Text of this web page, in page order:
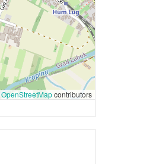
OpenStreetMapcontributors